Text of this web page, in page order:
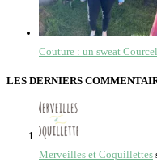
Couture : un sweat
LES DERNIERS
Merveilles et Coquillettes